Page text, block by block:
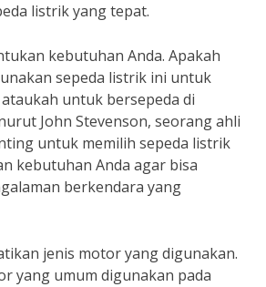
listrik yang tepat.
kebutuhan Anda. Apakah
sepeda listrik ini untuk
untuk bersepeda di
John Stevenson, seorang ahli
untuk memilih sepeda listrik
kebutuhan Anda agar bisa
berkendara yang
jenis motor yang digunakan.
yang umum digunakan pada